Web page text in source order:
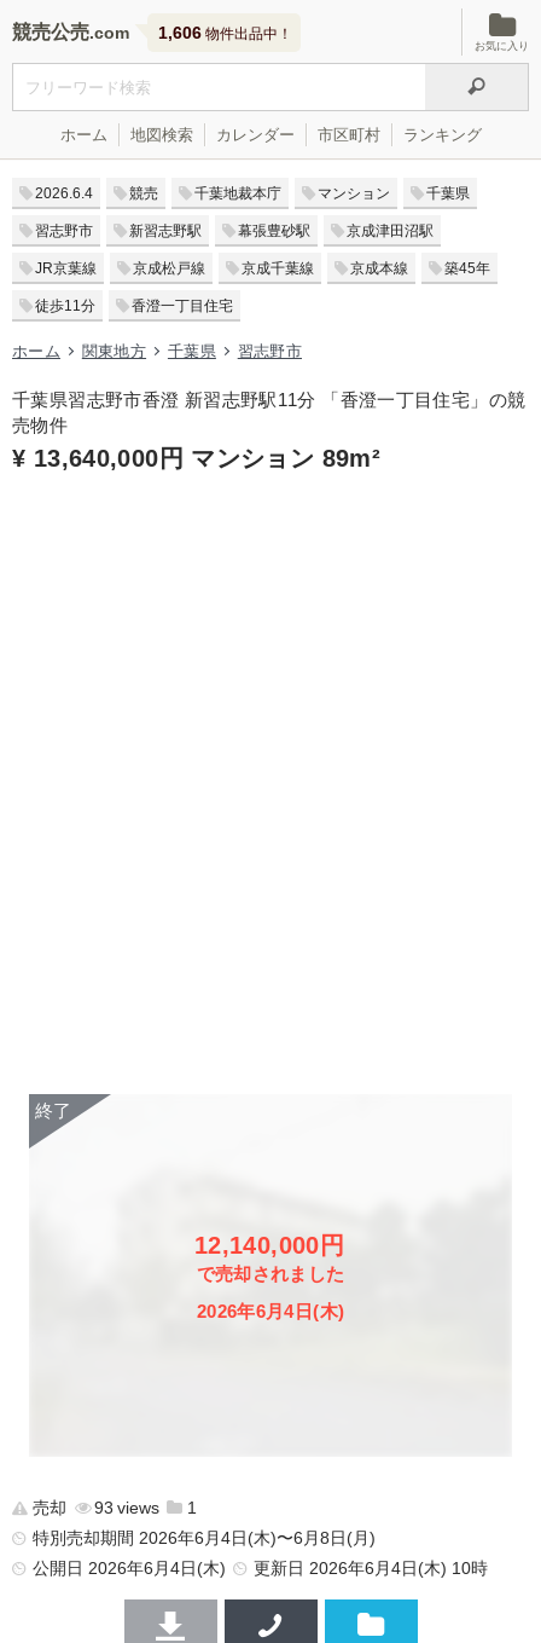
競売公売 1,606 物件出品中！
お気に入り
ホーム 地図検索 カレンダー 市区町村 ランキング
2026.6.4 競売 千葉地裁本庁 マンション 千葉県
習志野市 新習志野駅 幕張豊砂駅 京成津田沼駅
JR京葉線 京成松戸線 京成千葉線 京成本線 築45年
徒歩11分 香澄一丁目住宅
ホーム 関東地方 千葉県 習志野市
千葉県習志野市香澄 新習志野駅11分 「香澄一丁目住宅」の競
売物件
¥ 13,640,000円 マンション 89m²
12,140,000円
で売却されました
2026年6月4日(木)
売却 93
1
特別売却期間 2026年6月4日(木)〜6月8日(月)
公開日 2026年6月4日(木) 更新日 2026年6月4日(木) 10時